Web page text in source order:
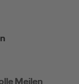
Meilen